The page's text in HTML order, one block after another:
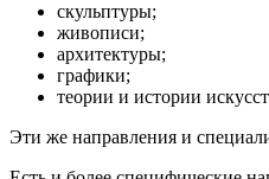
скульптуры;
живописи;
архитектуры;
графики;
теории и истории
Эти же направления и